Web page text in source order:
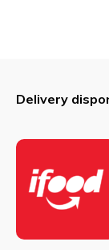
Delivery